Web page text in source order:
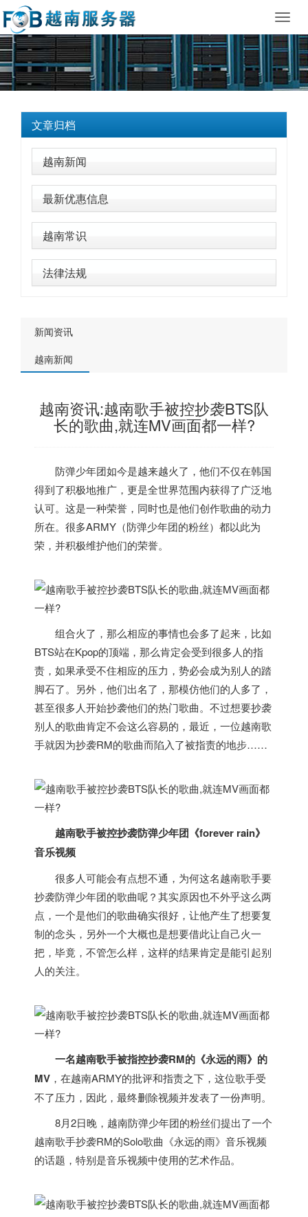
文章归档
越南新闻
最新优惠信息
越南常识
法律法规
新闻资讯
越南新闻
越南资讯:越南歌手被控抄袭BTS队
长的歌曲,就连MV画面都一样?
防弹少年团如今是越来越火了，他们不仅在韩国
得到了积极地推广，更是全世界范围内获得了广泛地
认可。这是一种荣誉，同时也是他们创作歌曲的动力
所在。很多ARMY（防弹少年团的粉丝）都以此为
荣，并积极维护他们的荣誉。
组合火了，那么相应的事情也会多了起来，比如
BTS站在Kpop的顶端，那么肯定会受到很多人的指
责，如果承受不住相应的压力，势必会成为别人的踏
脚石了。另外，他们出名了，那模仿他们的人多了，
甚至很多人开始抄袭他们的热门歌曲。不过想要抄袭
别人的歌曲肯定不会这么容易的，最近，一位越南歌
手就因为抄袭RM的歌曲而陷入了被指责的地步……
越南歌手被控抄袭防弹少年团《forever rain》
音乐视频
很多人可能会有点想不通，为何这名越南歌手要
抄袭防弹少年团的歌曲呢？其实原因也不外乎这么两
点，一个是他们的歌曲确实很好，让他产生了想要复
制的念头，另外一个大概也是想要借此让自己火一
把，毕竟，不管怎么样，这样的结果肯定是能引起别
人的关注。
一名越南歌手被指控抄袭RM的《永远的雨》的
MV ，在越南ARMY的批评和指责之下，这位歌手受
不了压力，因此，最终删除视频并发表了一份声明。
8月2日晚， 越南防弹少年团的粉丝们提出了一个
越南歌手抄袭RM的Solo歌曲《永远的雨》音乐视频
的话题，特别是音乐视频中使用的艺术作品。